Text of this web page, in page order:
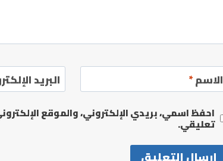
الاسم* البريد
احفظ اسمي، بريدي الإلكتروني، والموقع
تعليقي.